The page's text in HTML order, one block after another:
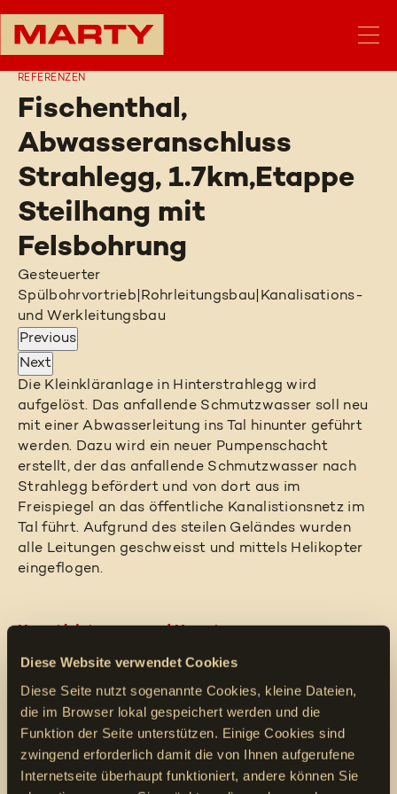
Diese Website verwendet Cookies
Diese Seite nutzt sogenannte Cookies, kleine Dateien,
die im Browser lokal gespeichert werden und die
Funktion der Seite unterstützen. Einige Cookies sind
zwingend erforderlich damit die von Ihnen aufgerufene
Internetseite überhaupt funktioniert, andere können Sie
REFERENZEN
Fischenthal,
Abwasseranschluss
Strahlegg, 1.7km,Etappe
Steilhang mit
Felsbohrung
Gesteuerter
Spülbohrvortrieb Rohrleitungsbau Kanalisations-
und Werkleitungsbau
Previous
Next
Die Kleinkläranlage in Hinterstrahlegg wird
aufgelöst. Das anfallende Schmutzwasser soll neu
mit einer Abwasserleitung ins Tal hinunter geführt
werden. Dazu wird ein neuer Pumpenschacht
erstellt, der das anfallende Schmutzwasser nach
Strahlegg befördert und von dort aus im
Freispiegel an das öffentliche Kanalistionsnetz im
Tal führt. Aufgrund des steilen Geländes wurden
alle Leitungen geschweisst und mittels Helikopter
eingeflogen.
800m Druckleitung DN63, Spülbohrung 160m im
Fels, 900m Freispiegelleitung, 1800m KSR, 4
Druckbrecher- und 3 Kontrollschächte.
Herausforderungen